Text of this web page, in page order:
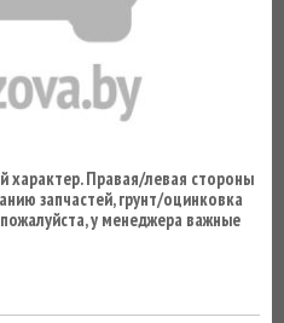
характер. Правая/левая стороны
запчастей, грунт/оцинковка
у менеджера важные